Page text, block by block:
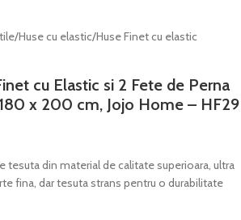
/Huse cu elastic/Huse Finet cu elastic
cu Elastic si 2 Fete de Perna
x 200 cm, Jojo Home – HF29
tesuta din material de calitate superioara, ultra
fina, dar tesuta strans pentru o durabilitate